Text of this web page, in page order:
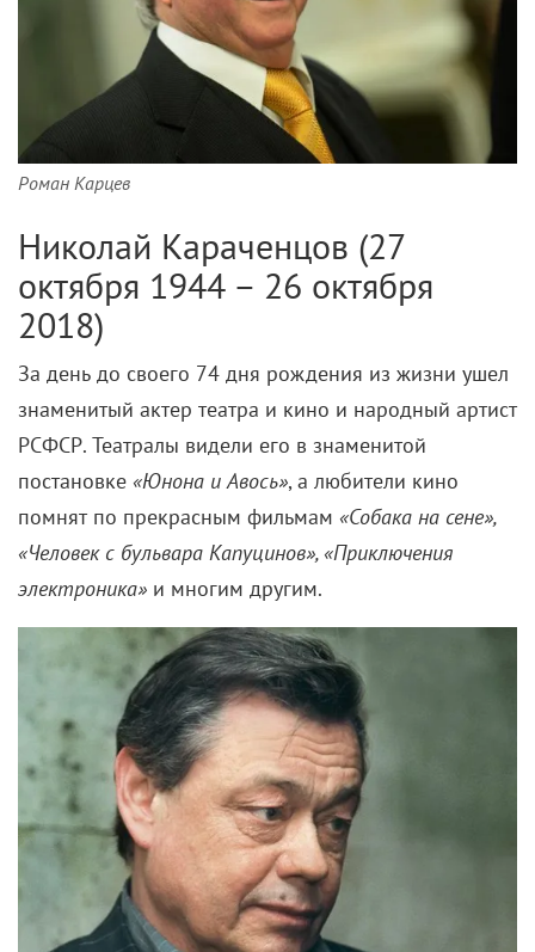
Роман Карцев
Николай Караченцов (27
октября 1944 – 26 октября
2018)
За день до своего 74 дня рождения из жизни ушел
знаменитый актер театра и кино и народный артист
РСФСР. Театралы видели его в знаменитой
постановке «Юнона и Авось», а любители кино
помнят по прекрасным фильмам «Собака на сене»,
«Человек с бульвара Капуцинов», «Приключения
электроника» и многим другим.